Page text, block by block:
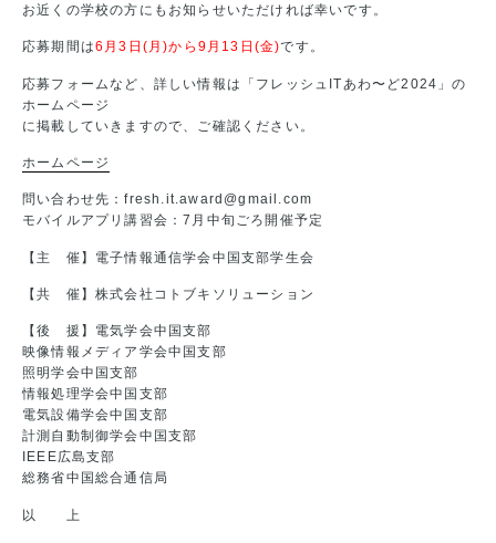
お近くの学校の方にもお知らせいただければ幸いです。
応募期間は6月3日(月)から9月13日(金)です。
応募フォームなど、詳しい情報は「フレッシュITあわ〜ど2024」の
ホームページ
に掲載していきますので、ご確認ください。
ホームページ
問い合わせ先：fresh.it.award@gmail.com
モバイルアプリ講習会：7月中旬ごろ開催予定
【主 催】電子情報通信学会中国支部学生会
【共 催】株式会社コトブキソリューション
【後 援】電気学会中国支部
映像情報メディア学会中国支部
照明学会中国支部
情報処理学会中国支部
電気設備学会中国支部
計測自動制御学会中国支部
IEEE広島支部
総務省中国総合通信局
以 上